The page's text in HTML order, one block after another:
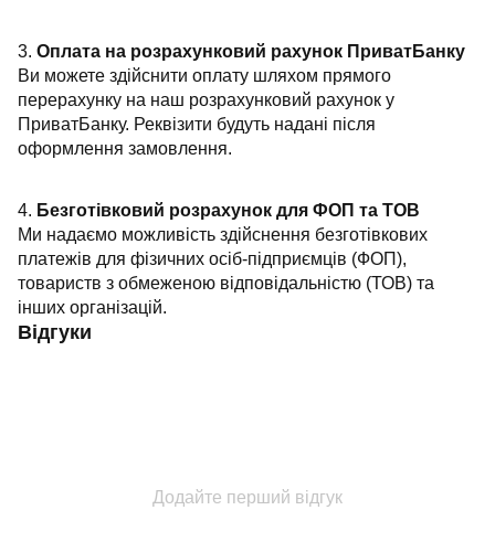
3. Оплата на розрахунковий рахунок ПриватБанку
Ви можете здійснити оплату шляхом прямого
перерахунку на наш розрахунковий рахунок у
ПриватБанку. Реквізити будуть надані після
оформлення замовлення.
4. Безготівковий розрахунок для ФОП та ТОВ
Ми надаємо можливість здійснення безготівкових
платежів для фізичних осіб-підприємців (ФОП),
товариств з обмеженою відповідальністю (ТОВ) та
інших організацій.
Відгуки
Додайте перший відгук